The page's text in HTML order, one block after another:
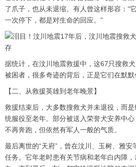
了爪子，也从未退缩。有人曾这样形容：“
一次停下，都是对生命的回应。”
据统计，在汶川地震救援中，这67只搜救
被困者，很多奇迹的背后，正是它们在默默
【二、从救援英雄到老年晚景】
救援结束后，大多数搜救犬并未退役，而
统服役至老年。部分被送入荣誉犬安养中心
不再奔跑，但依然有军人一般的气质。
最后离世的“天府”，曾在汶川、玉树、雅
任务。它年老时患有关节病和老年白内障